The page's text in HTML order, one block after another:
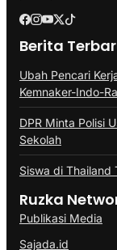
Berita
Ubah Pencari
Kemnaker-Indo-
DPR Minta Polisi
Sekolah
Siswa di Thailand
Ruzka
Publikasi Media
Sajada.id